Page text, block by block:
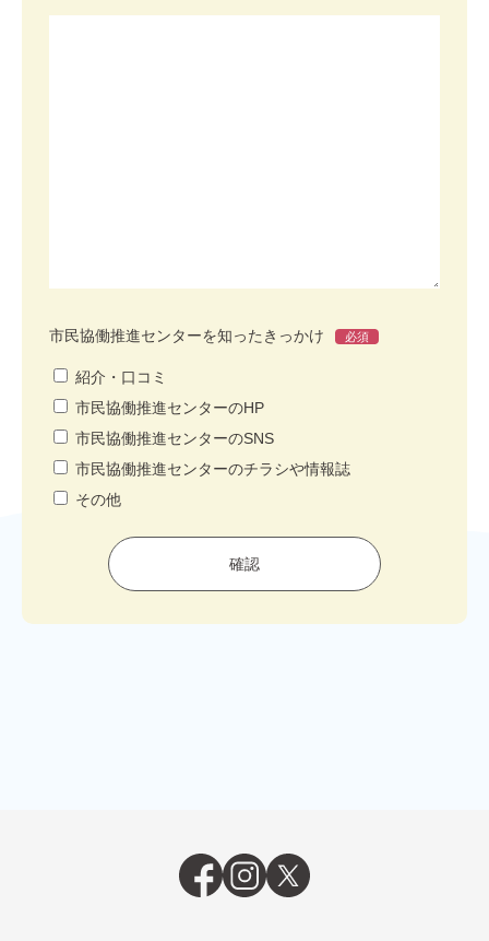
市民協働推進センターを知ったきっかけ 必須
紹介・口コミ
市民協働推進センターのHP
市民協働推進センターのSNS
市民協働推進センターのチラシや情報誌
その他